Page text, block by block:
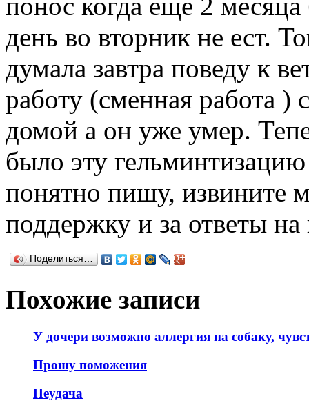
день во вторник не ест.
думала завтра поведу к
работу (сменная работа )
домой а он уже умер.
было эту
понятно пишу, извините
поддержку и за ответы на
Поделиться…
Похожие записи
У дочери возможно аллергия на собаку,
Прошу поможения
Неудача